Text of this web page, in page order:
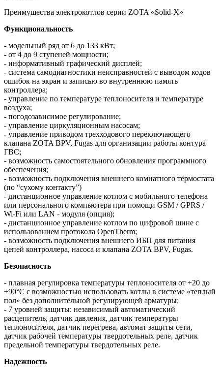
Преимущества электрокотлов серии ZOTA «Solid-X»
Функциональность
- модельный ряд от 6 до 133 кВт;
- от 4 до 9 ступеней мощности;
- информативный графический дисплей;
- система самодиагностики неисправностей с выводом кодов
ошибок на экран и записью во внутреннюю память
контроллера;
- управление по температуре теплоносителя и температуре
воздуха;
- погодозависимое регулирование;
- управление циркуляционным насосам;
- управление приводом трехходового переключающего
клапана ZOTA BPV, Fugas для организации работы контура
ГВС;
- возможность самостоятельного обновления программного
обеспечения;
- возможность подключения внешнего комнатного термостата
(по “сухому контакту”)
- дистанционное управление котлом с мобильного телефона
или персонального компьютера при помощи GSM / GPRS /
Wi-Fi или LAN - модуля (опция);
- дистанционное управление котлом по цифровой шине с
использованием протокола OpenTherm;
- возможность подключения внешнего ИБП для питания
цепей контроллера, насоса и клапана ZOTA BPV, Fugas.
Безопасность
- плавная регулировка температуры теплоносителя от +20 до
+90°С с возможностью использовать котлы в системе «теплый
пол» без дополнительной регулирующей арматуры;
- 7 уровней защиты: независимый автоматический
расцепитель, датчик давления, датчик температуры
теплоносителя, датчик перегрева, автомат защиты сети,
датчик рабочей температуры твердотельных реле, датчик
предельной температуры твердотельных реле.
Надежность